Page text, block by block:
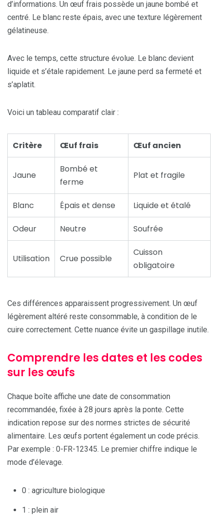
d’informations. Un œuf frais possède un jaune bombé et
centré. Le blanc reste épais, avec une texture légèrement
gélatineuse.
Avec le temps, cette structure évolue. Le blanc devient
liquide et s’étale rapidement. Le jaune perd sa fermeté et
s’aplatit.
Voici un tableau comparatif clair :
Critère Œuf frais Œuf ancien
Jaune
Bombé et
ferme
Plat et fragile
Blanc Épais et dense Liquide et étalé
Odeur Neutre Soufrée
Utilisation Crue possible
Cuisson
obligatoire
Ces différences apparaissent progressivement. Un œuf
légèrement altéré reste consommable, à condition de le
cuire correctement. Cette nuance évite un gaspillage inutile.
Comprendre les dates et les codes
sur les œufs
Chaque boîte affiche une date de consommation
recommandée, fixée à 28 jours après la ponte. Cette
indication repose sur des normes strictes de sécurité
alimentaire. Les œufs portent également un code précis.
Par exemple : 0-FR-12345. Le premier chiffre indique le
mode d’élevage.
0 : agriculture biologique
1 : plein air